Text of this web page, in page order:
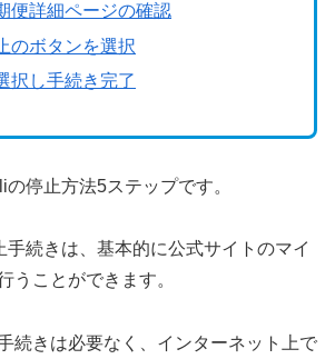
便詳細ページの確認
のボタンを選択
択し手続き完了
の停止方法5ステップです。
続きは、基本的に公式サイトのマイ
うことができます。
続きは必要なく、インターネット上で